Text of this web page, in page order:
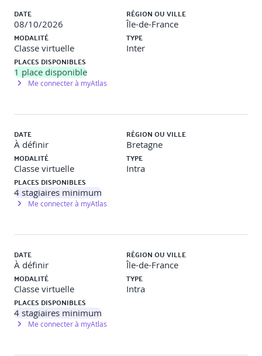
DATE
08/10/2026
RÉGION OU VILLE
Île-de-France
MODALITÉ
Classe virtuelle
TYPE
Inter
PLACES DISPONIBLES
1 place disponible
Me connecter à myAtlas
DATE
À définir
RÉGION OU VILLE
Bretagne
MODALITÉ
Classe virtuelle
TYPE
Intra
PLACES DISPONIBLES
4 stagiaires minimum
Me connecter à myAtlas
DATE
À définir
RÉGION OU VILLE
Île-de-France
MODALITÉ
Classe virtuelle
TYPE
Intra
PLACES DISPONIBLES
4 stagiaires minimum
Me connecter à myAtlas